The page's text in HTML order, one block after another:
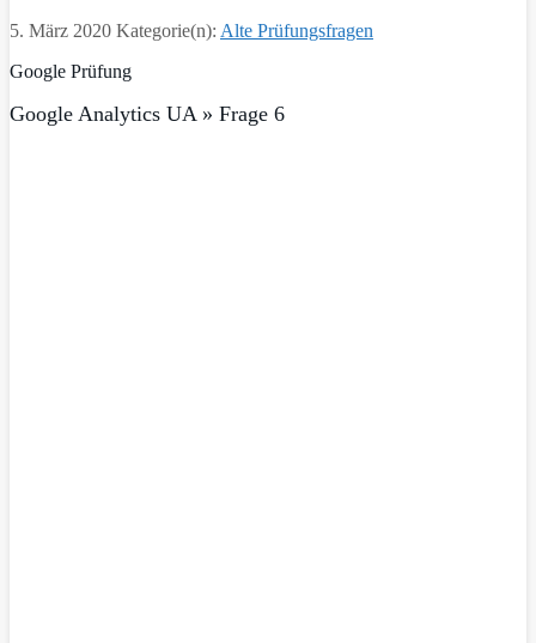
5. März 2020 Kategorie(n): Alte Prüfungsfragen
Google Prüfung
Google Analytics UA » Frage 6